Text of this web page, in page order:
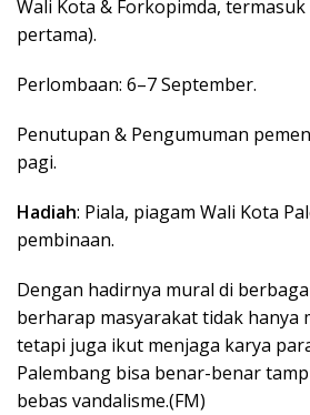
Wali Kota & Forkopimda,
pertama).
Perlombaan: 6–7 September.
Penutupan & Pengumuman
pagi.
Hadiah: Piala, piagam Wali Kota
pembinaan.
Dengan hadirnya mural di
berharap masyarakat tidak hanya
tetapi juga ikut menjaga karya
Palembang bisa benar-benar
bebas vandalisme.(FM)